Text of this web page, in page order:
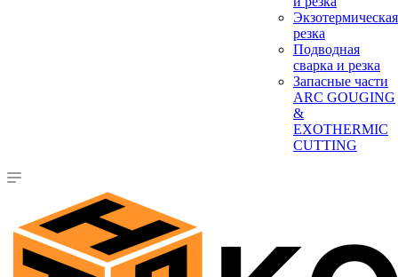
Экзотермическая
резка
Подводная
сварка и резка
Запасные части
ARC GOUGING
&
EXOTHERMIC
CUTTING